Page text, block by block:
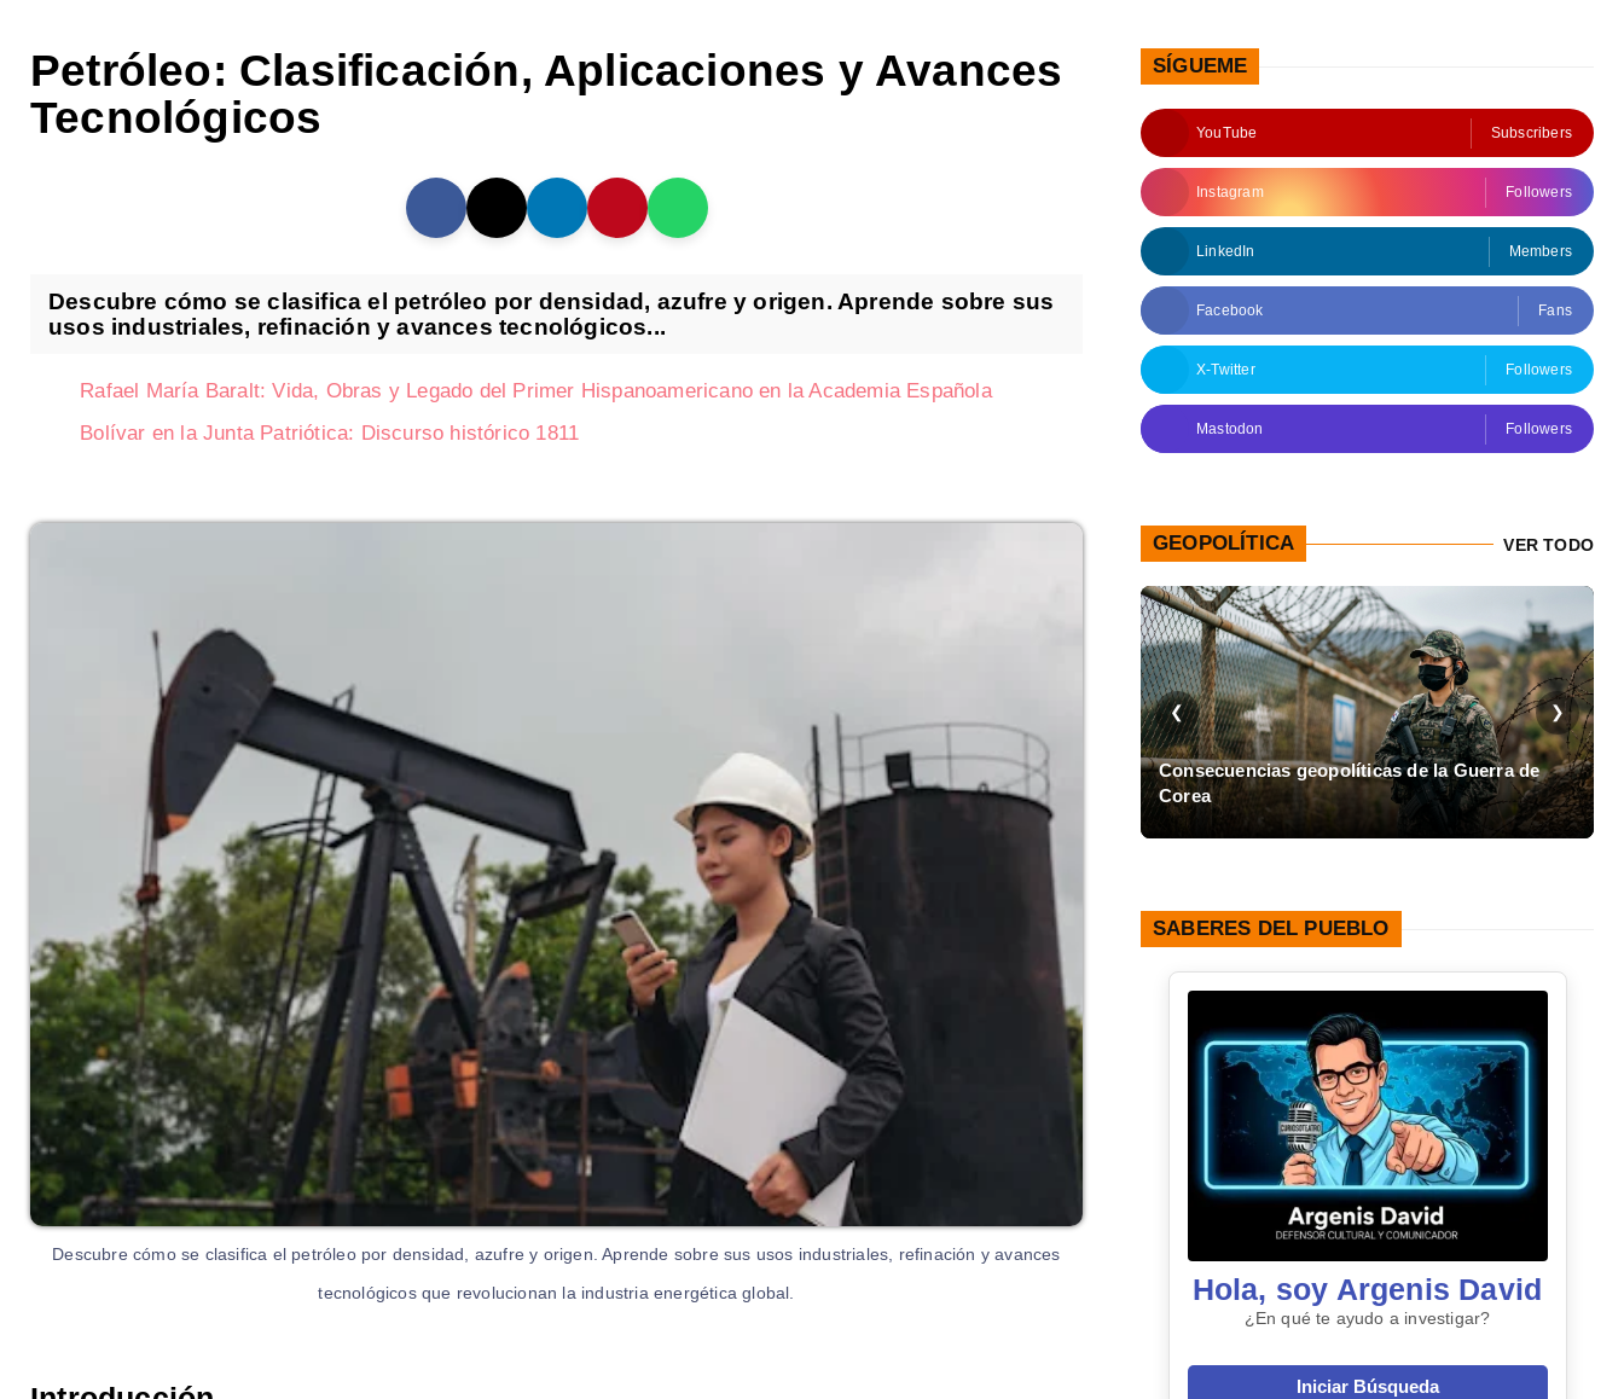
Petróleo: Clasificación, Aplicaciones y Avances
Tecnológicos
Descubre cómo se clasifica el petróleo por densidad, azufre y origen. Aprende sobre sus
usos industriales, refinación y avances tecnológicos...
Rafael María Baralt: Vida, Obras y Legado del Primer Hispanoamericano en la Academia Española
Bolívar en la Junta Patriótica: Discurso histórico 1811
Descubre cómo se clasifica el petróleo por densidad, azufre y origen. Aprende sobre sus usos industriales, refinación y avances
tecnológicos que revolucionan la industria energética global.
SÍGUEME
YouTube Subscribers
Instagram Followers
LinkedIn Members
Facebook Fans
X-Twitter Followers
Mastodon Followers
GEOPOLÍTICA VER TODO
❮
Subasta de CITGO: Cronograma y Ofertas en
Delaware
Consecuencias geopolíticas de la Guerra de
Corea
❯
SABERES DEL PUEBLO
Hola, soy Argenis David
¿En qué te ayudo a investigar?
Iniciar Búsqueda